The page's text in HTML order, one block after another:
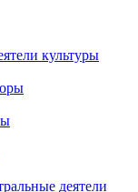
культуры
деятели